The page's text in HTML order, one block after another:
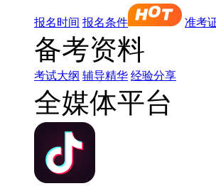
报名时间 报名条件 准考
备考资料
考试大纲 辅导精华 经验分享
全媒体平台